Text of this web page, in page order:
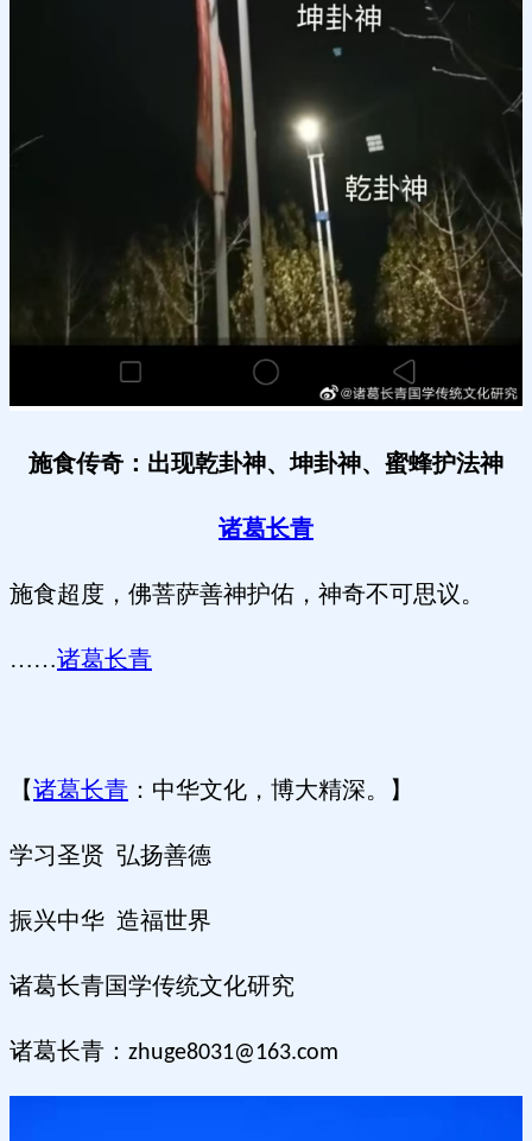
施食传奇：出现乾卦神、坤卦神、蜜蜂护法神
诸葛长青
施食超度，佛菩萨善神护佑，神奇不可思议。
……诸葛长青
【诸葛长青 ：中华文化，博大精深。】
学习圣贤 弘扬善德
振兴中华 造福世界
诸葛长青国学传统文化研究
诸葛长青： zhuge8031@163.com